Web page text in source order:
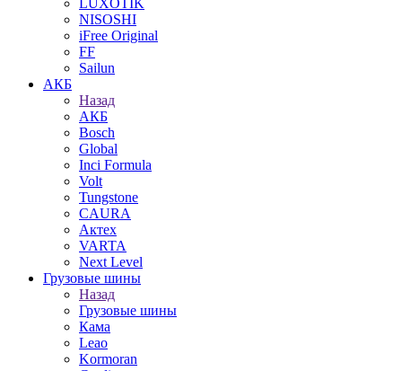
LUXOTIK
NISOSHI
iFree Original
FF
Sailun
АКБ
Назад
АКБ
Bosch
Global
Inci Formula
Volt
Tungstone
CAURA
Актех
VARTA
Next Level
Грузовые шины
Назад
Грузовые шины
Кама
Leao
Kormoran